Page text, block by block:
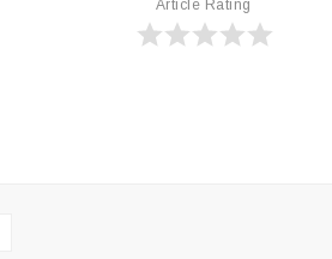
Article Rating